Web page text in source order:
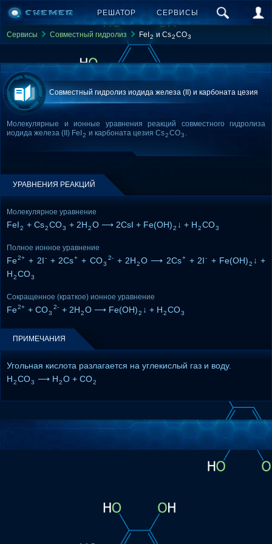
РЕШАТОР СЕРВИСЫ
Сервисы Совместный гидролиз FeI 2 и Cs2CO3
Совместный гидролиз иодида железа (II) и карбоната цезия
Молекулярные и ионные уравнения реакций совместного гидролиза
иодида железа (II) FeI 2 и карбоната цезия Cs2CO3 .
УРАВНЕНИЯ РЕАКЦИЙ
Молекулярное уравнение
FeI2 + Cs2CO3 + 2H2O ⟶ 2CsI + Fe(OH)2 ↓ + H2CO3
Полное ионное уравнение
Fe2+ + 2I- + 2Cs+ + CO3
2- + 2H2O ⟶ 2Cs+ + 2I - + Fe(OH)2 ↓ +
H2CO3
Сокращенное (краткое) ионное уравнение
Fe2+ + CO3
2- + 2H2O ⟶ Fe(OH)2 ↓ + H2CO3
ПРИМЕЧАНИЯ
Угольная кислота разлагается на углекислый газ и воду.
H2CO3 ⟶ H2O + CO2